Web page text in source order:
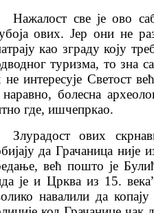
Нажалост све је ово
ових. Јер они не
као зграду коју
туризма, то зна
не интересује Светост
болесна
где, ишчепркао.
Злурадост ових
да Грачаница
већ пошто је
је и Црква из 15.
навалили да